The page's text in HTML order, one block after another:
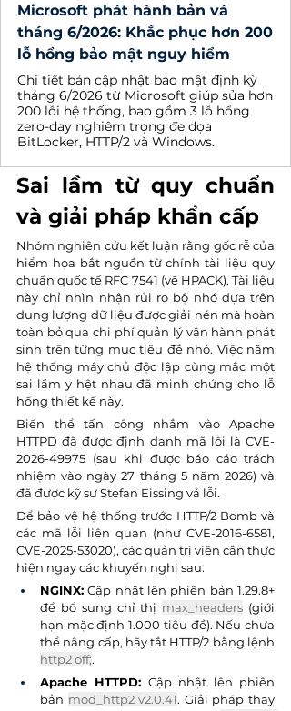
Microsoft phát hành bản vá
tháng 6/2026: Khắc phục hơn 200
lỗ hổng bảo mật nguy hiểm
Chi tiết bản cập nhật bảo mật định kỳ
tháng 6/2026 từ Microsoft giúp sửa hơn
200 lỗi hệ thống, bao gồm 3 lỗ hổng
zero-day nghiêm trọng đe dọa
BitLocker, HTTP/2 và Windows.
Sai lầm từ quy chuẩn
và giải pháp khẩn cấp
Nhóm nghiên cứu kết luận rằng gốc rễ của
hiểm họa bắt nguồn từ chính tài liệu quy
chuẩn quốc tế RFC 7541 (về HPACK). Tài liệu
này chỉ nhìn nhận rủi ro bộ nhớ dựa trên
dung lượng dữ liệu được giải nén mà hoàn
toàn bỏ qua chi phí quản lý vận hành phát
sinh trên từng mục tiêu đề nhỏ. Việc năm
hệ thống máy chủ độc lập cùng mắc một
sai lầm y hệt nhau đã minh chứng cho lỗ
hổng thiết kế này.
Biến thể tấn công nhắm vào Apache
HTTPD đã được định danh mã lỗi là CVE-
2026-49975 (sau khi được báo cáo trách
nhiệm vào ngày 27 tháng 5 năm 2026) và
đã được kỹ sư Stefan Eissing vá lỗi.
Để bảo vệ hệ thống trước HTTP/2 Bomb và
các mã lỗi liên quan (như CVE-2016-6581,
CVE-2025-53020), các quản trị viên cần thực
hiện ngay các khuyến nghị sau:
NGINX: Cập nhật lên phiên bản 1.29.8+
để bổ sung chỉ thị max_headers (giới
hạn mặc định 1.000 tiêu đề). Nếu chưa
http2 off;.
Apache HTTPD: Cập nhật lên phiên
bản mod_http2 v2.0.41. Giải pháp thay